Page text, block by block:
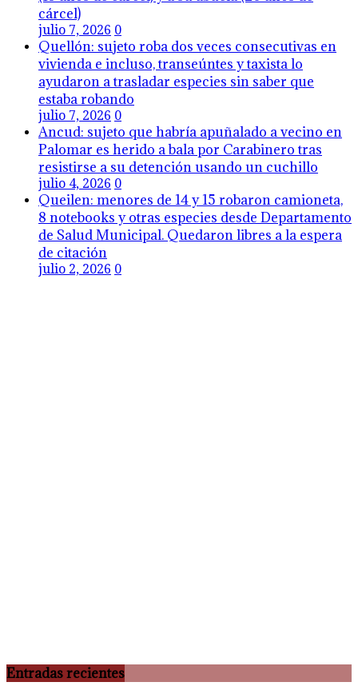
cárcel)
julio 7, 2026 0
Quellón: sujeto roba dos veces consecutivas en
vivienda e incluso, transeúntes y taxista lo
ayudaron a trasladar especies sin saber que
estaba robando
julio 7, 2026 0
Ancud: sujeto que habría apuñalado a vecino en
Palomar es herido a bala por Carabinero tras
resistirse a su detención usando un cuchillo
julio 4, 2026 0
Queilen: menores de 14 y 15 robaron camioneta,
8 notebooks y otras especies desde Departamento
de Salud Municipal. Quedaron libres a la espera
de citación
julio 2, 2026 0
Entradas recientes